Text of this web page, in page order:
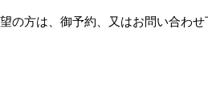
の方は、御予約、又はお問い合わせ